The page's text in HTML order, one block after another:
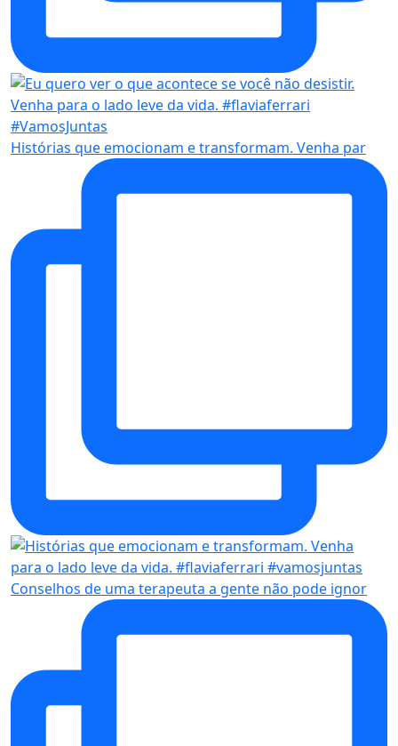
Histórias que emocionam e transformam. Venha par
Conselhos de uma terapeuta a gente não pode ignor